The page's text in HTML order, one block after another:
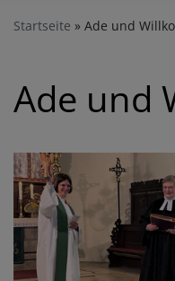
Startseite Ade und
Ade und